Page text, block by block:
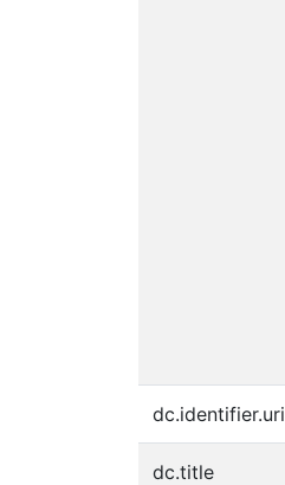
dc.identifier.uri
dc.title